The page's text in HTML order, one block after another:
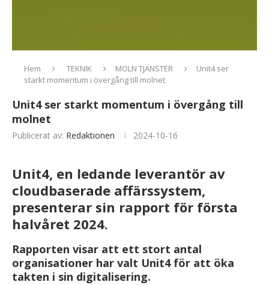
Hem TEKNIK MOLN TJÄNSTER
Unit4 ser
starkt momentum i övergång till molnet
Unit4 ser starkt momentum i övergång till
molnet
Publicerat av: Redaktionen 2024-10-16
Unit4, en ledande leverantör av
cloudbaserade affärssystem,
presenterar sin rapport för första
halvåret 2024.
Rapporten visar att ett stort antal
organisationer har valt Unit4 för att öka
takten i sin digitalisering.